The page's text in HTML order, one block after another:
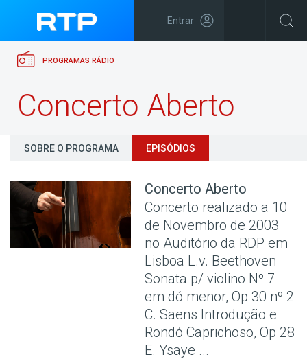
Entrar
PROGRAMAS RÁDIO
Concerto Aberto
SOBRE O PROGRAMA EPISÓDIOS
Concerto Aberto
Concerto realizado a 10
de Novembro de 2003
no Auditório da RDP em
Lisboa L.v. Beethoven
Sonata p/ violino Nº 7
em dó menor, Op 30 nº 2
C. Saens Introdução e
Rondó Caprichoso, Op 28
E. Ysaÿe ...